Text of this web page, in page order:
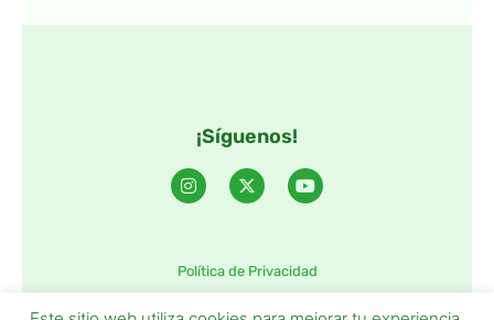
¡Síguenos!
Política de Privacidad